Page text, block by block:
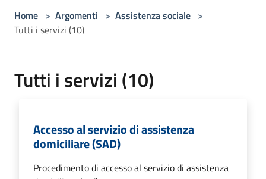
Home > Argomenti > Assistenza sociale >
Tutti i servizi (10)
Tutti i servizi (10)
Accesso al servizio di assistenza
domiciliare (SAD)
Procedimento di accesso al servizio di assistenza